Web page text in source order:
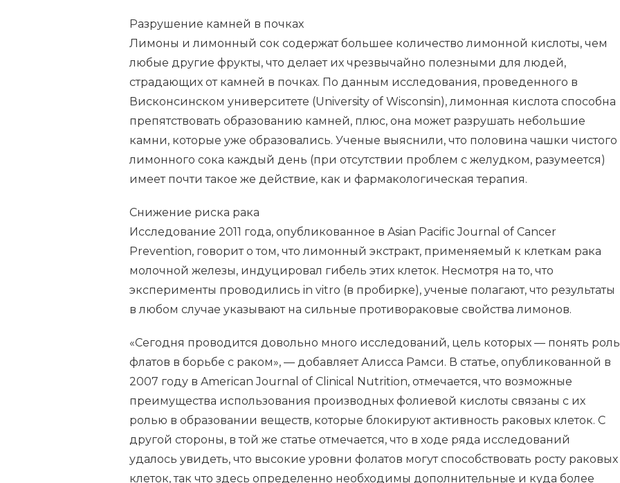
Разрушение камней в почках
Лимоны и лимонный сок содержат большее количество лимонной кислоты, чем
любые другие фрукты, что делает их чрезвычайно полезными для людей,
страдающих от камней в почках. По данным исследования, проведенного в
Висконсинском университете (University of Wisconsin), лимонная кислота способна
препятствовать образованию камней, плюс, она может разрушать небольшие
камни, которые уже образовались. Ученые выяснили, что половина чашки чистого
лимонного сока каждый день (при отсутствии проблем с желудком, разумеется)
имеет почти такое же действие, как и фармакологическая терапия.
Снижение риска рака
Исследование 2011 года, опубликованное в Asian Pacific Journal of Cancer
Prevention, говорит о том, что лимонный экстракт, применяемый к клеткам рака
молочной железы, индуцировал гибель этих клеток. Несмотря на то, что
эксперименты проводились in vitro (в пробирке), ученые полагают, что результаты
в любом случае указывают на сильные противораковые свойства лимонов.
«Сегодня проводится довольно много исследований, цель которых — понять роль
флатов в борьбе с раком», — добавляет Алисса Рамси. В статье, опубликованной в
2007 году в American Journal of Clinical Nutrition, отмечается, что возможные
преимущества использования производных фолиевой кислоты связаны с их
ролью в образовании веществ, которые блокируют активность раковых клеток. С
другой стороны, в той же статье отмечается, что в ходе ряда исследований
удалось увидеть, что высокие уровни фолатов могут способствовать росту раковых
клеток, так что здесь определенно необходимы дополнительные и куда более